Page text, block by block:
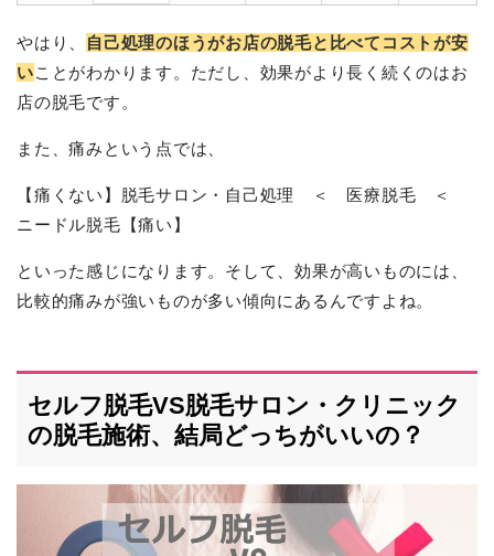
やはり、
自己処理のほうがお店の脱毛と比べてコストが安
いことがわかります。ただし、効果がより長く続くのはお
店の脱毛です。
また、痛みという点では、
【痛くない】脱毛サロン・自己処理 ＜ 医療脱毛 ＜
ニードル脱毛【痛い】
といった感じになります。そして、効果が高いものには、
比較的痛みが強いものが多い傾向にあるんですよね。
セルフ脱毛VS脱毛サロン・クリニック
の脱毛施術、結局どっちがいいの？